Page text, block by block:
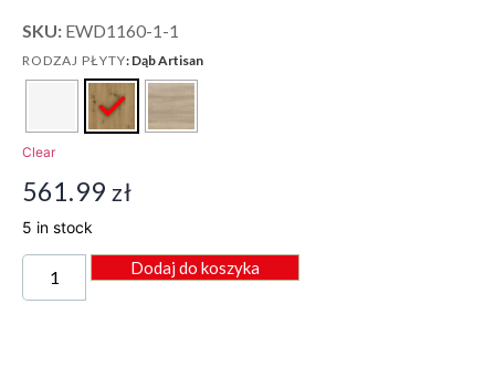
SKU: EWD1160-1-1
RODZAJ PŁYTY: Dąb Artisan
Clear
561.99 zł
5 in stock
Dodaj do koszyka